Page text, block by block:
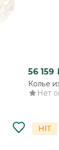
56 159
Колье
Нет